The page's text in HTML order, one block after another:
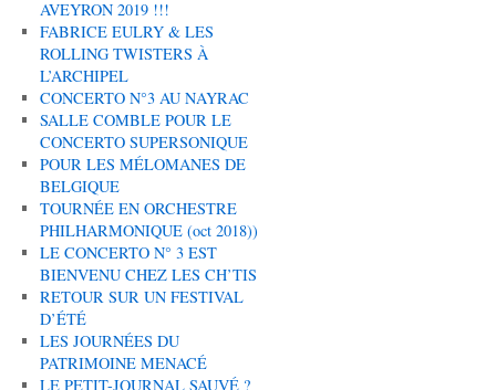
AVEYRON 2019 !!!
FABRICE EULRY & LES
ROLLING TWISTERS À
L’ARCHIPEL
CONCERTO N°3 AU NAYRAC
SALLE COMBLE POUR LE
CONCERTO SUPERSONIQUE
POUR LES MÉLOMANES DE
BELGIQUE
TOURNÉE EN ORCHESTRE
PHILHARMONIQUE (oct 2018))
LE CONCERTO N° 3 EST
BIENVENU CHEZ LES CH’TIS
RETOUR SUR UN FESTIVAL
D’ÉTÉ
LES JOURNÉES DU
PATRIMOINE MENACÉ
LE PETIT-JOURNAL SAUVÉ ?